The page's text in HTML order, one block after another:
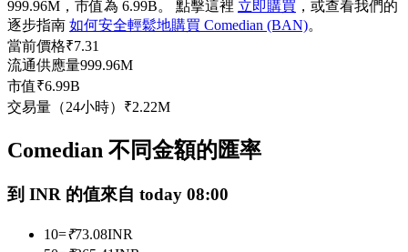
跟單
999.96M，市值為 6.99B。 點擊這裡 立即購買 ，或查看我們的
逐步指南 如何安全輕鬆地購買 Comedian (BAN)。
當前價格₹7.31
流通供應量999.96M
市值₹6.99B
交易量（24小時） ₹2.22M
Comedian 不同金額的匯率
到 INR 的值來自 today 08:00
10=₹73.08INR